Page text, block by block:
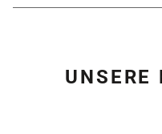
UNSERE